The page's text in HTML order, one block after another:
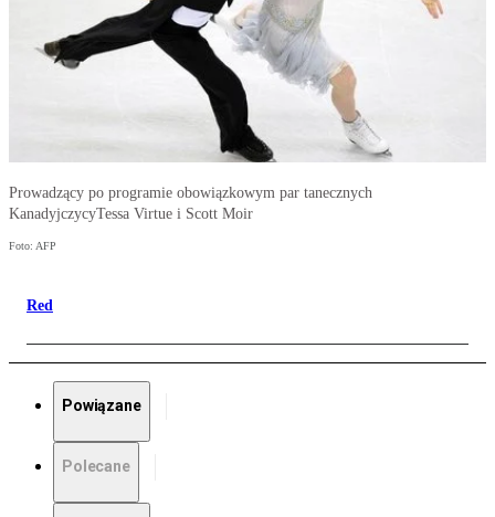
Prowadzący po programie obowiązkowym par tanecznych
KanadyjczycyTessa Virtue i Scott Moir
Foto: AFP
Red
Powiązane
Polecane